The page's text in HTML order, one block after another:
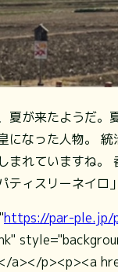
夏が来たようだ
になった人物。
まれていますね。
ティスリーネイロ
https://par-ple.jp/
a></p><p><a